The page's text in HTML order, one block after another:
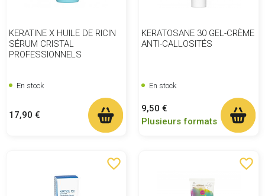
KERATINE X HUILE DE RICIN
SÉRUM CRISTAL
PROFESSIONNELS
En stock
Prix
17,90 €
KERATOSANE 30 GEL-CRÈME
ANTI-CALLOSITÉS
En stock
Prix
9,50 €
Plusieurs formats
favorite_border favorite_border